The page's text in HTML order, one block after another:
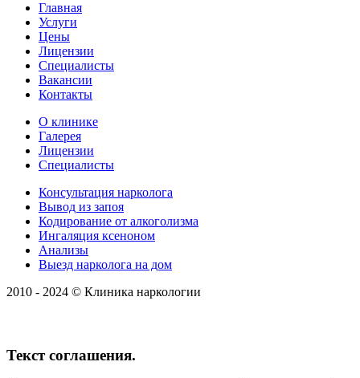
Главная
Услуги
Цены
Лицензии
Специалисты
Вакансии
Контакты
О клинике
Галерея
Лицензии
Специалисты
Консультация нарколога
Вывод из запоя
Кодирование от алкоголизма
Ингаляция ксеноном
Анализы
Выезд нарколога на дом
2010 - 2024 © Клиника наркологии
Текст соглашения.